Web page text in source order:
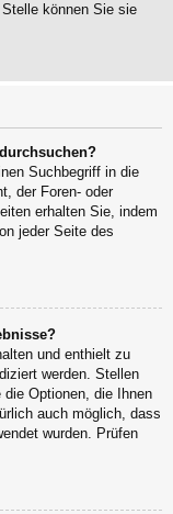
können Sie sie
Suchbegriff in die
der Foren- oder
erhalten Sie, indem
jeder Seite des
und enthielt zu
werden. Stellen
Optionen, die Ihnen
auch möglich, dass
wurden. Prüfen